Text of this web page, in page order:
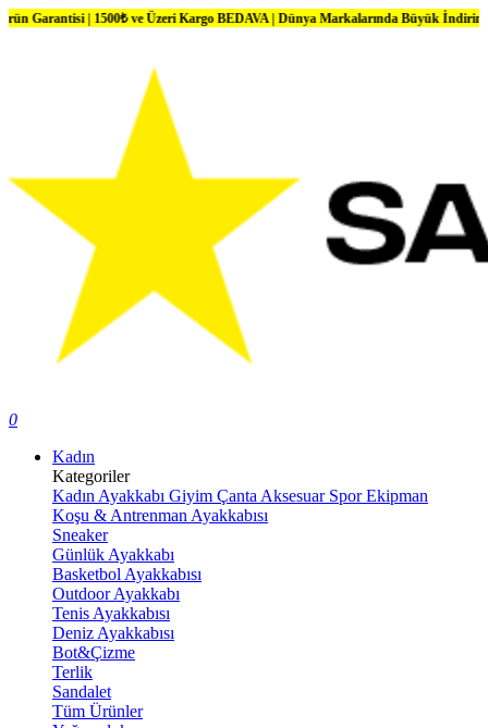
| 1500₺ ve Üzeri Kargo BEDAVA | Dünya Markalarında Büyük İndirimler
0
Kadın
Kategoriler
Kadın Ayakkabı Giyim Çanta Aksesuar Spor Ekipman
Koşu & Antrenman Ayakkabısı
Sneaker
Günlük Ayakkabı
Basketbol Ayakkabısı
Outdoor Ayakkabı
Tenis Ayakkabısı
Deniz Ayakkabısı
Bot&Çizme
Terlik
Sandalet
Tüm Ürünler